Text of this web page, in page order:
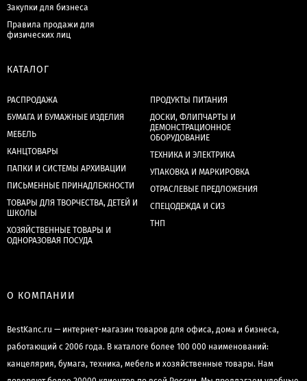
Закупки для бизнеса
Правила продажи для
физических лиц
КАТАЛОГ
РАСПРОДАЖА
БУМАГА И БУМАЖНЫЕ ИЗДЕЛИЯ
МЕБЕЛЬ
КАНЦТОВАРЫ
ПАПКИ И СИСТЕМЫ АРХИВАЦИИ
ПИСЬМЕННЫЕ ПРИНАДЛЕЖНОСТИ
ТОВАРЫ ДЛЯ ТВОРЧЕСТВА, ДЕТЕЙ И
ШКОЛЫ
ХОЗЯЙСТВЕННЫЕ ТОВАРЫ И
ОДНОРАЗОВАЯ ПОСУДА
ПРОДУКТЫ ПИТАНИЯ
ДОСКИ, ФЛИПЧАРТЫ И
ДЕМОНСТРАЦИОННОЕ
ОБОРУДОВАНИЕ
ТЕХНИКА И ЭЛЕКТРИКА
УПАКОВКА И МАРКИРОВКА
ОТРАСЛЕВЫЕ ПРЕДЛОЖЕНИЯ
СПЕЦОДЕЖДА И СИЗ
ТНП
О КОМПАНИИ
BestKanc.ru — интернет-магазин товаров для офиса, дома и бизнеса,
работающий с 2006 года. В каталоге более 100 000 наименований:
канцелярия, бумага, техника, мебель и хозяйственные товары. Нам